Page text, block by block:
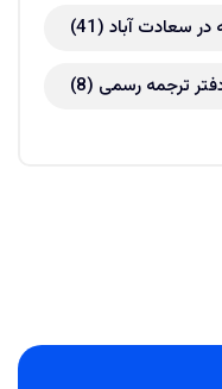
در سعادت آباد (41)
ترجمه رسمی (8)